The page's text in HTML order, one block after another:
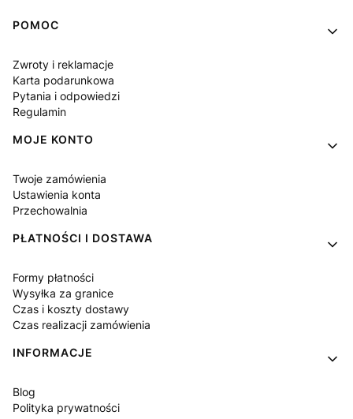
Linki w stopce
POMOC
Zwroty i reklamacje
Karta podarunkowa
Pytania i odpowiedzi
Regulamin
MOJE KONTO
Twoje zamówienia
Ustawienia konta
Przechowalnia
PŁATNOŚCI I DOSTAWA
Formy płatności
Wysyłka za granice
Czas i koszty dostawy
Czas realizacji zamówienia
INFORMACJE
Blog
Polityka prywatności